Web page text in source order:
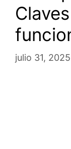
julio 31, 2025